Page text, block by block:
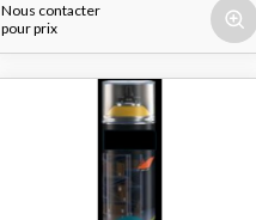
Nous contacter
pour prix